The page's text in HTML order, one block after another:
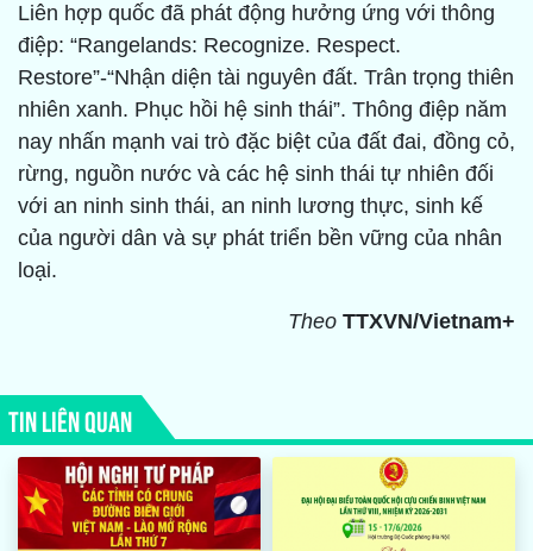
Liên hợp quốc đã phát động hưởng ứng với thông
điệp: “Rangelands: Recognize. Respect.
Restore”-“Nhận diện tài nguyên đất. Trân trọng thiên
nhiên xanh. Phục hồi hệ sinh thái”. Thông điệp năm
nay nhấn mạnh vai trò đặc biệt của đất đai, đồng cỏ,
rừng, nguồn nước và các hệ sinh thái tự nhiên đối
với an ninh sinh thái, an ninh lương thực, sinh kế
của người dân và sự phát triển bền vững của nhân
loại.
Theo TTXVN/Vietnam+
TIN LIÊN QUAN